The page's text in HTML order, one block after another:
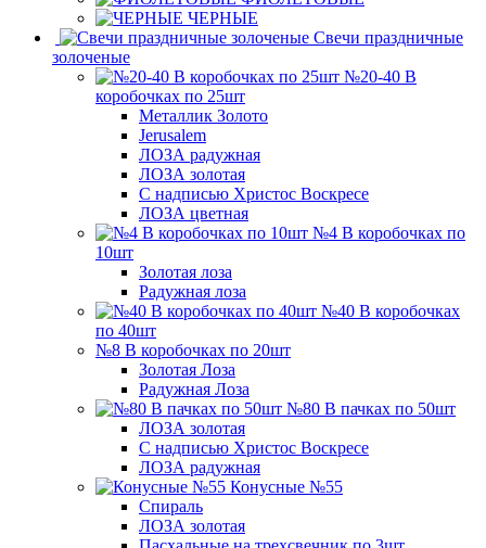
ЧЕРНЫЕ
Свечи праздничные
золоченые
№20-40 В
коробочках по 25шт
Металлик Золото
Jerusalem
ЛОЗА радужная
ЛОЗА золотая
С надписью Христос Воскресе
ЛОЗА цветная
№4 В коробочках по
10шт
Золотая лоза
Радужная лоза
№40 В коробочках
по 40шт
№8 В коробочках по 20шт
Золотая Лоза
Радужная Лоза
№80 В пачках по 50шт
ЛОЗА золотая
С надписью Христос Воскресе
ЛОЗА радужная
Конусные №55
Спираль
ЛОЗА золотая